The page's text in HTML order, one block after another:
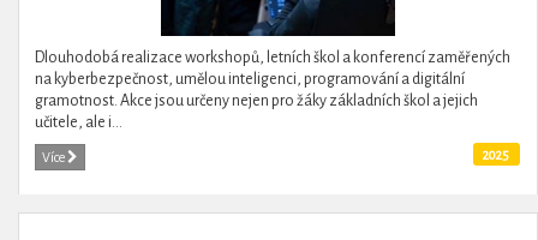
Dlouhodobá realizace workshopů, letních škol a konferencí zaměřených
na kyberbezpečnost, umělou inteligenci, programování a digitální
gramotnost. Akce jsou určeny nejen pro žáky základních škol a jejich
učitele, ale i...
Více 2025